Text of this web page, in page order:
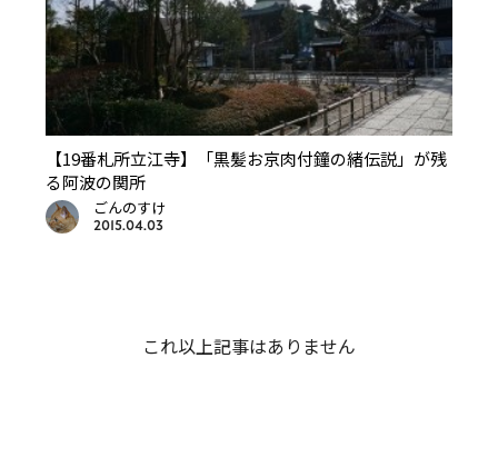
【19番札所立江寺】「黒髪お京肉付鐘の緒伝説」が残
る阿波の関所
ごんのすけ
2015.04.03
これ以上記事はありません